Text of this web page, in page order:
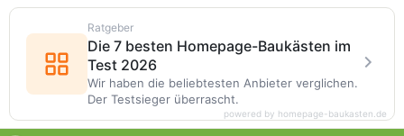
Ratgeber
Die 7 besten Homepage-Baukästen im
Test 2026
Wir haben die beliebtesten Anbieter verglichen.
Der Testsieger überrascht.
powered by homepage-baukasten.de